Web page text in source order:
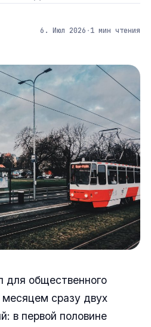
6. Июл 2026 ·1 мин чтения
для общественного
сразу двух
в первой половине